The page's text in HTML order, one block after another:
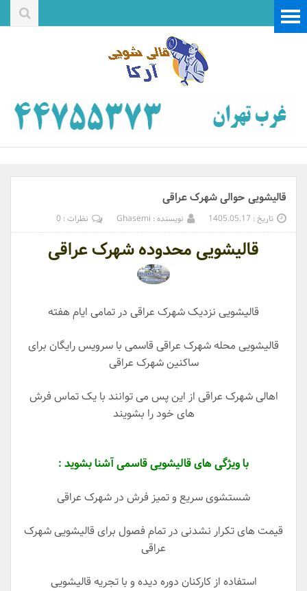
قالیشویی حوالی شهرک عراقی
تاریخ : 1405.05.17 نویسنده : Ghasemi نظرات : 0
قالیشویی محدوده شهرک عراقی
قالیشویی نزدیک شهرک عراقی در تمامی ایام هفته
قالیشویی محله شهرک عراقی قاسمی با سرویس رایگان برای
ساکنین شهرک عراقی
اهالی شهرک عراقی از این پس می توانند با یک تماس فرش
های خود را بشویند
با ویژگی های قالیشویی قاسمی آشنا بشوید :
شستشوی سریع و تمیز فرش در شهرک عراقی
قیمت های تکرار نشدنی در تمام فصول برای قالیشویی شهرک
عراقی
استفاده از کارکنان دوره دیده و با تجریه قالیشویی